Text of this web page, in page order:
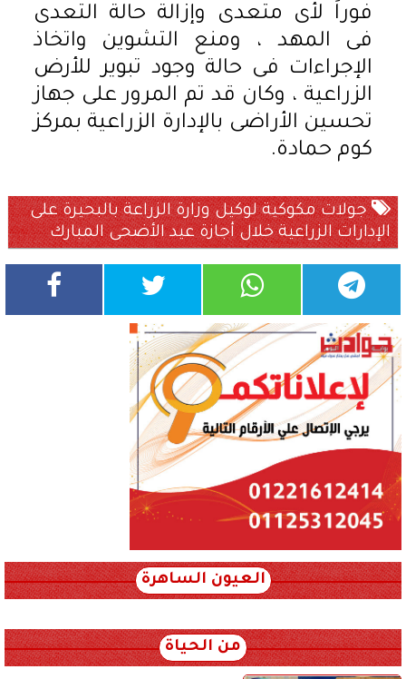
فوراً لأى متعدى وإزالة حالة التعدى
فى المهد ، ومنع التشوين واتخاذ
الإجراءات فى حالة وجود تبوير للأرض
الزراعية ، وكان قد تم المرور على جهاز
تحسين الأراضى بالإدارة الزراعية بمركز
كوم حمادة.
جولات مكوكية لوكيل وزارة الزراعة بالبحيرة على
الإدارات الزراعية خلال أجازة عيد الأضحى المبارك
العيون الساهرة
من الحياة